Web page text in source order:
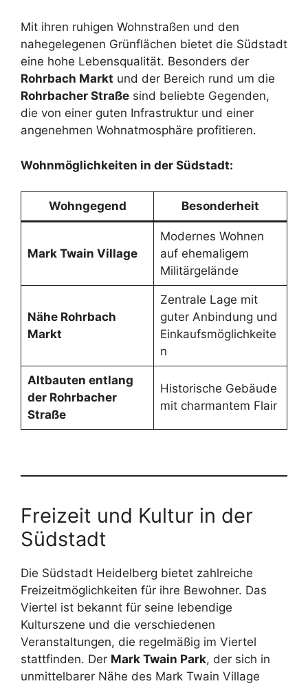
Mit ihren ruhigen Wohnstraßen und den
nahegelegenen Grünflächen bietet die Südstadt
eine hohe Lebensqualität. Besonders der
Rohrbach Markt und der Bereich rund um die
Rohrbacher Straße sind beliebte Gegenden,
die von einer guten Infrastruktur und einer
angenehmen Wohnatmosphäre profitieren.
Wohnmöglichkeiten in der Südstadt:
Wohngegend Besonderheit
Mark Twain Village
Modernes Wohnen
auf ehemaligem
Militärgelände
Nähe Rohrbach
Markt
Zentrale Lage mit
guter Anbindung und
Einkaufsmöglichkeite
n
Altbauten entlang
der Rohrbacher
Straße
Historische Gebäude
mit charmantem Flair
Freizeit und Kultur in der
Südstadt
Die Südstadt Heidelberg bietet zahlreiche
Freizeitmöglichkeiten für ihre Bewohner. Das
Viertel ist bekannt für seine lebendige
Kulturszene und die verschiedenen
Veranstaltungen, die regelmäßig im Viertel
stattfinden. Der Mark Twain Park, der sich in
unmittelbarer Nähe des Mark Twain Village